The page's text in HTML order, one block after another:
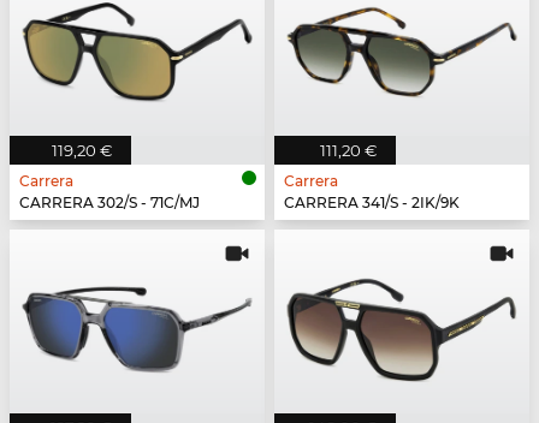
119,20 €
Carrera
CARRERA 302/S - 71C/MJ
111,20 €
Carrera
CARRERA 341/S - 2IK/9K